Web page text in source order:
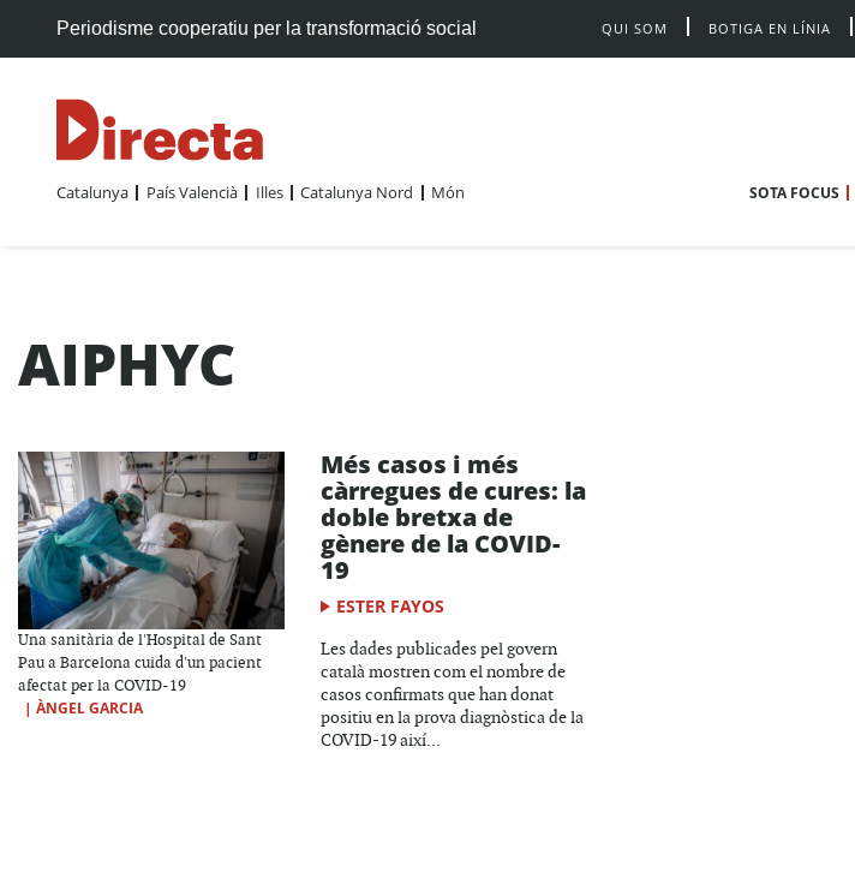
Periodisme cooperatiu per la transformació social QUI SOM BOTIGA EN LÍNIA
Catalunya País Valencià Illes Catalunya Nord Món SOTA FOCUS
AIPHYC
Una sanitària de l'Hospital de Sant
Pau a Barcelona cuida d'un pacient
afectat per la COVID-19
| ÀNGEL GARCIA
Més casos i més
càrregues de cures: la
doble bretxa de
gènere de la COVID-
19
ESTER FAYOS
Les dades publicades pel govern
català mostren com el nombre de
casos confirmats que han donat
positiu en la prova diagnòstica de la
COVID-19 així...